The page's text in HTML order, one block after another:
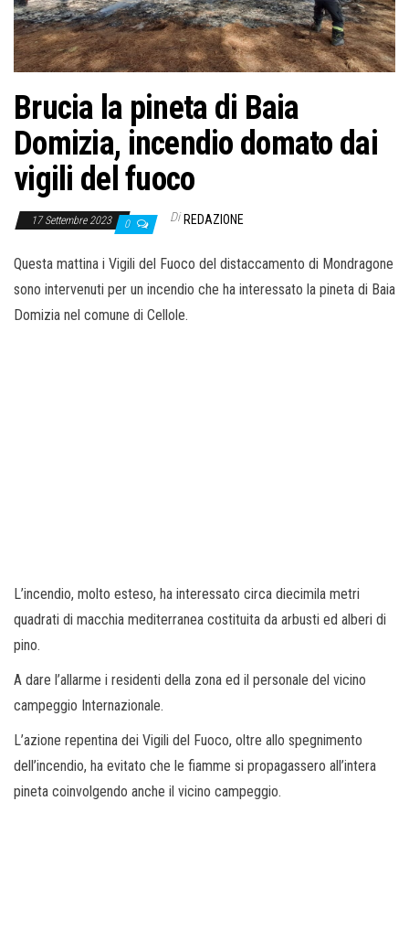
n
e
Brucia la pineta di Baia
Domizia, incendio domato dai
vigili del fuoco
17 Settembre 2023 0 Di REDAZIONE
Questa mattina i Vigili del Fuoco del distaccamento di Mondragone
sono intervenuti per un incendio che ha interessato la pineta di Baia
Domizia nel comune di Cellole.
L’incendio, molto esteso, ha interessato circa diecimila metri
quadrati di macchia mediterranea costituita da arbusti ed alberi di
pino.
A dare l’allarme i residenti della zona ed il personale del vicino
campeggio Internazionale.
L’azione repentina dei Vigili del Fuoco, oltre allo spegnimento
dell’incendio, ha evitato che le fiamme si propagassero all’intera
pineta coinvolgendo anche il vicino campeggio.